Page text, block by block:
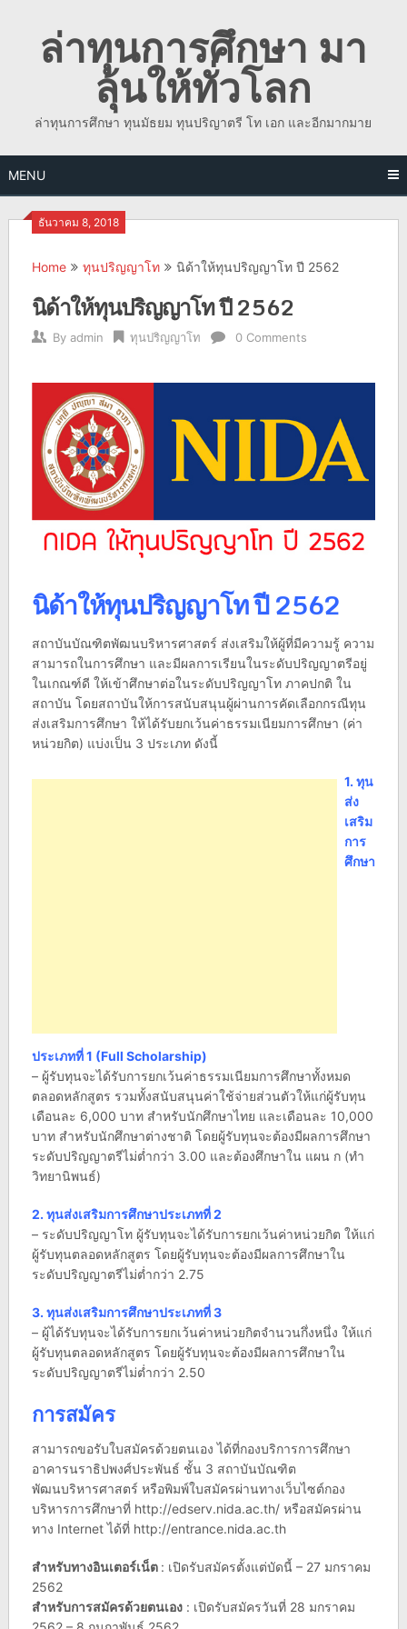
contentล่าทุนการศึกษา มา
ลุ้นให้ทั่วโลก
ล่าทุนการศึกษา ทุนมัธยม ทุนปริญาตรี โท เอก และอีกมากมาย
MENU
ธันวาคม 8, 2018
Home ทุนปริญญาโท นิด้าให้ทุนปริญญาโท ปี 2562
นิด้าให้ทุนปริญญาโท ปี 2562
By admin ทุนปริญญาโท 0 Comments
นิด้าให้ทุนปริญญาโท ปี 2562
สถาบันบัณฑิตพัฒนบริหารศาสตร์ ส่งเสริมให้ผู้ที่มีความรู้ ความ
สามารถในการศึกษา และมีผลการเรียนในระดับปริญญาตรีอยู่
ในเกณฑ์ดี ให้เข้าศึกษาต่อในระดับปริญญาโท ภาคปกติ ใน
สถาบัน โดยสถาบันให้การสนับสนุนผู้ผ่านการคัดเลือกกรณีทุน
ส่งเสริมการศึกษา ให้ได้รับยกเว้นค่าธรรมเนียมการศึกษา (ค่า
หน่วยกิต) แบ่งเป็น 3 ประเภท ดังนี้
1. ทุน
ส่ง
เสริม
การ
ศึกษา
ประเภทที่ 1 (Full Scholarship)
– ผู้รับทุนจะได้รับการยกเว้นค่าธรรมเนียมการศึกษาทั้งหมด
ตลอดหลักสูตร รวมทั้งสนับสนุนค่าใช้จ่ายส่วนตัวให้แก่ผู้รับทุน
เดือนละ 6,000 บาท สำหรับนักศึกษาไทย และเดือนละ 10,000
บาท สำหรับนักศึกษาต่างชาติ โดยผู้รับทุนจะต้องมีผลการศึกษา
ระดับปริญญาตรีไม่ต่ำกว่า 3.00 และต้องศึกษาใน แผน ก (ทำ
วิทยานิพนธ์)
2. ทุนส่งเสริมการศึกษาประเภทที่ 2
– ระดับปริญญาโท ผู้รับทุนจะได้รับการยกเว้นค่าหน่วยกิต ให้แก่
ผู้รับทุนตลอดหลักสูตร โดยผู้รับทุนจะต้องมีผลการศึกษาใน
ระดับปริญญาตรีไม่ต่ำกว่า 2.75
3. ทุนส่งเสริมการศึกษาประเภทที่ 3
– ผู้ได้รับทุนจะได้รับการยกเว้นค่าหน่วยกิตจำนวนกึ่งหนึ่ง ให้แก่
ผู้รับทุนตลอดหลักสูตร โดยผู้รับทุนจะต้องมีผลการศึกษาใน
ระดับปริญญาตรีไม่ต่ำกว่า 2.50
การสมัคร
สามารถขอรับใบสมัครด้วยตนเอง ได้ที่กองบริการการศึกษา
อาคารนราธิปพงศ์ประพันธ์ ชั้น 3 สถาบันบัณฑิต
พัฒนบริหารศาสตร์ หรือพิมพ์ใบสมัครผ่านทางเว็บไซต์กอง
บริหารการศึกษาที่ http://edserv.nida.ac.th/ หรือสมัครผ่าน
ทาง Internet ได้ที่ http://entrance.nida.ac.th
สำหรับทางอินเตอร์เน็ต : เปิดรับสมัครตั้งแต่บัดนี้ – 27 มกราคม
2562
สำหรับการสมัครด้วยตนเอง: เปิดรับสมัครวันที่ 28 มกราคม